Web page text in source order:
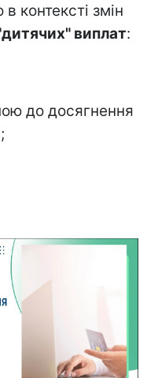
контексті змін
виплат:
до досягнення